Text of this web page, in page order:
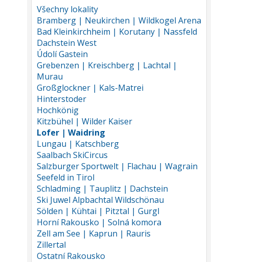
Všechny lokality
Bramberg | Neukirchen | Wildkogel Arena
Bad Kleinkirchheim | Korutany | Nassfeld
Dachstein West
Údolí Gastein
Grebenzen | Kreischberg | Lachtal |
Murau
Großglockner | Kals-Matrei
Hinterstoder
Hochkönig
Kitzbühel | Wilder Kaiser
Lofer | Waidring
Lungau | Katschberg
Saalbach SkiCircus
Salzburger Sportwelt | Flachau | Wagrain
Seefeld in Tirol
Schladming | Tauplitz | Dachstein
Ski Juwel Alpbachtal Wildschönau
Sölden | Kühtai | Pitztal | Gurgl
Horní Rakousko | Solná komora
Zell am See | Kaprun | Rauris
Zillertal
Ostatní Rakousko